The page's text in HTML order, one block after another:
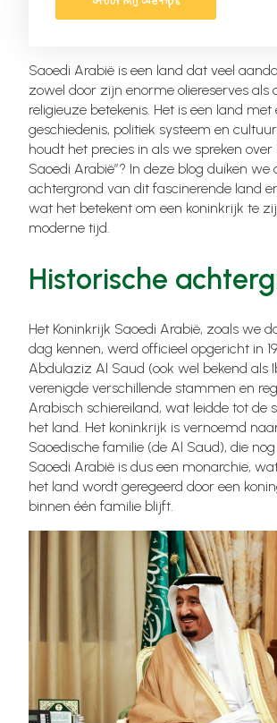
Saoedi Arabië is een land dat veel
zowel door zijn enorme oliereserves als
religieuze betekenis. Het is een land met
geschiedenis, politiek systeem en
houdt het precies in als we spreken over
Saoedi Arabië”? In deze blog duiken we
achtergrond van dit fascinerende land
wat het betekent om een koninkrijk te
moderne tijd.
Historische
Het Koninkrijk Saoedi Arabië, zoals we
dag kennen, werd officieel opgericht in
Abdulaziz Al Saud (ook wel bekend als
verenigde verschillende stammen en
Arabisch schiereiland, wat leidde tot de
het land. Het koninkrijk is vernoemd
Saoedische familie (de Al Saud), die
Saoedi Arabië is dus een monarchie,
het land wordt geregeerd door een
binnen één familie blijft.